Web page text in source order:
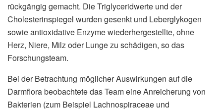
rückgängig gemacht. Die Triglyceridwerte und der
Cholesterinspiegel wurden gesenkt und Leberglykogen
sowie antioxidative Enzyme wiederhergestellte, ohne
Herz, Niere, Milz oder Lunge zu schädigen, so das
Forschungsteam.
Bei der Betrachtung möglicher Auswirkungen auf die
Darmflora beobachtete das Team eine Anreicherung von
Bakterien (zum Beispiel Lachnospiraceae und